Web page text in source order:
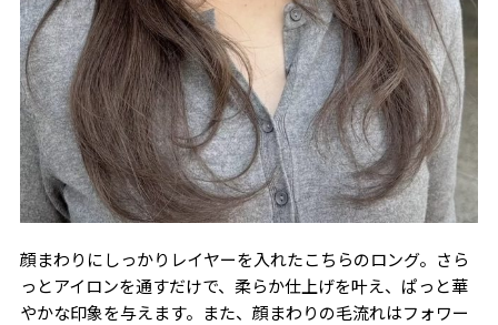
顔まわりにしっかりレイヤーを入れたこちらのロング。さら
っとアイロンを通すだけで、柔らか仕上げを叶え、ぱっと華
やかな印象を与えます。また、顔まわりの毛流れはフォワー